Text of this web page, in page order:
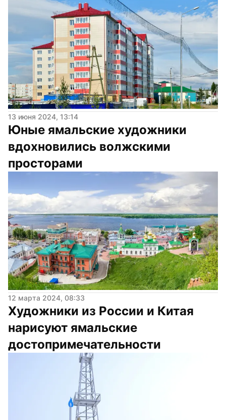
13 июня 2024, 13:14
Юные ямальские художники
вдохновились волжскими
просторами
12 марта 2024, 08:33
Художники из России и Китая
нарисуют ямальские
достопримечательности